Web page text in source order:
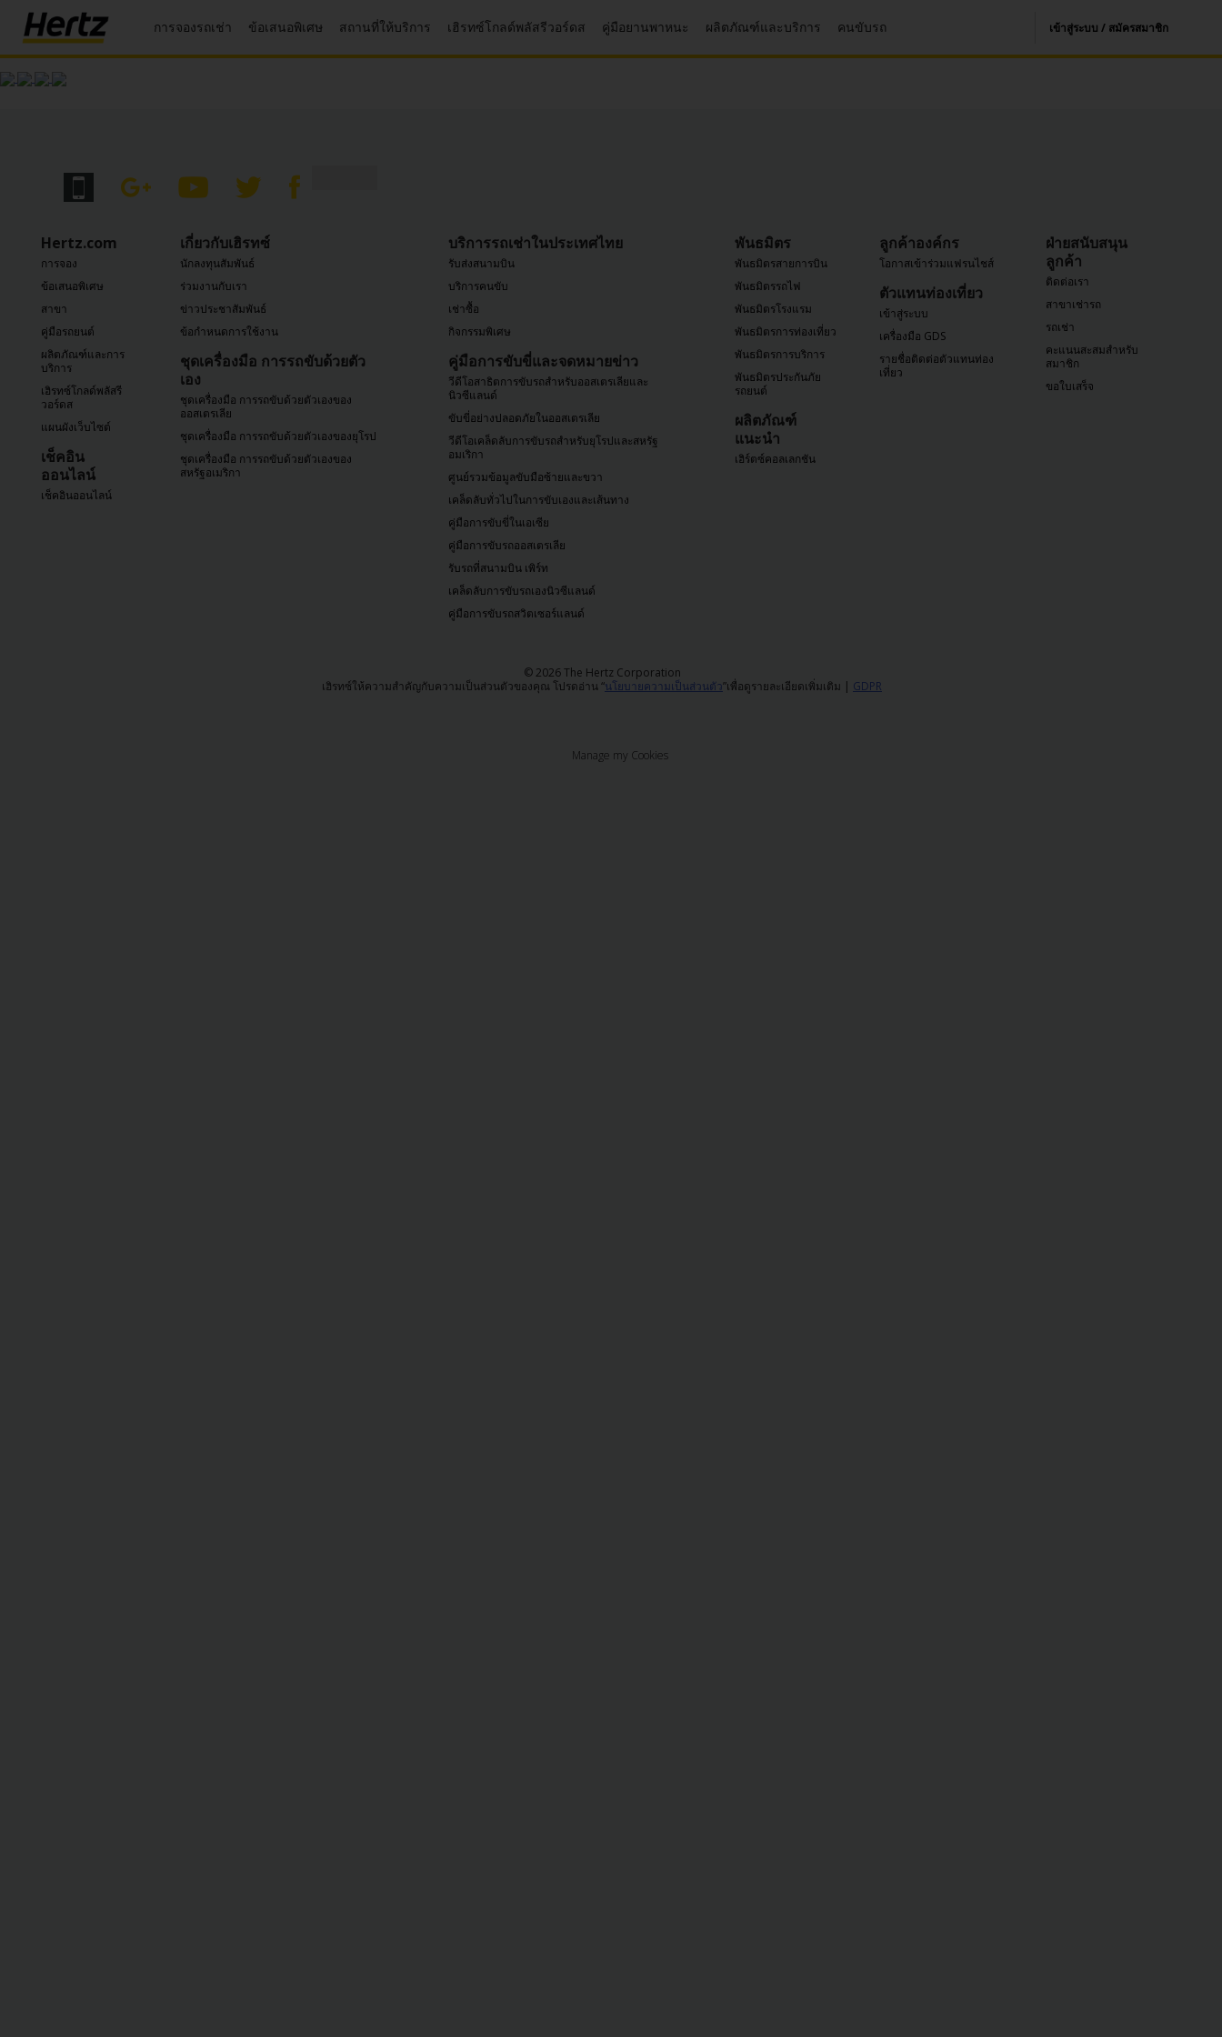
การจองรถเช่า ข้อเสนอพิเศษ สถานที่ให้บริการ เฮิรทซ์โกลด์พลัสรีวอร์ดส คู่มือยานพาหนะ ผลิตภัณฑ์และบริการ คนขับรถ เข้าสู่ระบบ / สมัครสมาชิก
เมนู
รับใบ
การ
จอง
ข้อ
เสนอ
พิเศษ
สมัคร
สมาชิก/
ภาพ
TH/TH
Hertz.com
การจอง
ข้อเสนอพิเศษ
สาขา
คู่มือรถยนต์
ผลิตภัณฑ์และการ
บริการ
เฮิรทซ์โกลด์พลัสรี
วอร์ดส
แผนผังเว็บไซต์
เช็คอิน
ออนไลน์
เช็คอินออนไลน์
เกี่ยวกับเฮิรทซ์
นักลงทุนสัมพันธ์
ร่วมงานกับเรา
ข่าวประชาสัมพันธ์
ข้อกำหนดการใช้งาน
ชุดเครื่องมือ การรถขับด้วยตัว
เอง
ชุดเครื่องมือ การรถขับด้วยตัวเองของ
ออสเตรเลีย
ชุดเครื่องมือ การรถขับด้วยตัวเองของยุโรป
ชุดเครื่องมือ การรถขับด้วยตัวเองของ
สหรัฐอเมริกา
บริการรถเช่าในประเทศไทย
รับส่งสนามบิน
บริการคนขับ
เช่าซื้อ
กิจกรรมพิเศษ
คู่มือการขับขี่และจดหมายข่าว
วีดีโอสาธิตการขับรถสำหรับออสเตรเลียและ
นิวซีแลนด์
ขับขี่อย่างปลอดภัยในออสเตรเลีย
วีดีโอเคล็ดลับการขับรถสำหรับยุโรปและสหรัฐ
อมเริกา
ศูนย์รวมข้อมูลขับมือซ้ายและขวา
เคล็ดลับทั่วไปในการขับเองและเส้นทาง
คู่มือการขับขี่ในเอเซีย
คู่มือการขับรถออสเตรเลีย
รับรถที่สนามบิน เพิร์ท
เคล็ดลับการขับรถเองนิวซีแลนด์
คู่มือการขับรถสวิตเซอร์แลนด์
พันธมิตร
พันธมิตรสายการบิน
พันธมิตรรถไฟ
พันธมิตรโรงแรม
พันธมิตรการท่องเที่ยว
พันธมิตรการบริการ
พันธมิตรประกันภัย
รถยนต์
ผลิตภัณฑ์
แนะนำ
เฮิร์ตซ์คอลเลกชัน
ลูกค้าองค์กร
โอกาสเข้าร่วมแฟรนไชส์
ตัวแทนท่องเที่ยว
เข้าสู่ระบบ
เครื่องมือ GDS
รายชื่อติดต่อตัวแทนท่อง
เที่ยว
ฝ่ายสนับสนุน
ลูกค้า
ติดต่อเรา
สาขาเช่ารถ
รถเช่า
คะแนนสะสมสำหรับ
สมาชิก
ขอใบเสร็จ
© 2026 The Hertz Corporation
เฮิรทซ์ให้ความสำคัญกับความเป็นส่วนตัวของคุณ โปรดอ่าน “นโยบายความเป็นส่วนตัว”เพื่อดูรายละเอียดเพิ่มเติม | GDPR
Manage my Cookies